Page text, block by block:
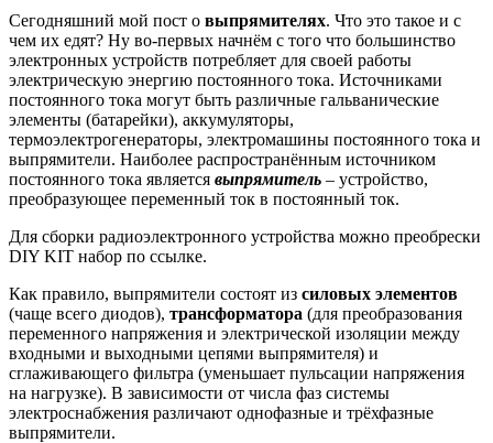
Сегодняшний мой пост о выпрямителях. Что это такое и с
чем их едят? Ну во-первых начнём с того что большинство
электронных устройств потребляет для своей работы
электрическую энергию постоянного тока. Источниками
постоянного тока могут быть различные гальванические
элементы (батарейки), аккумуляторы,
термоэлектрогенераторы, электромашины постоянного тока и
выпрямители. Наиболее распространённым источником
постоянного тока является выпрямитель – устройство,
преобразующее переменный ток в постоянный ток.
Для сборки радиоэлектронного устройства можно преобрески
DIY KIT набор по ссылке.
Как правило, выпрямители состоят из силовых элементов
(чаще всего диодов), трансформатора (для преобразования
переменного напряжения и электрической изоляции между
входными и выходными цепями выпрямителя) и
сглаживающего фильтра (уменьшает пульсации напряжения
на нагрузке). В зависимости от числа фаз системы
электроснабжения различают однофазные и трёхфазные
выпрямители.